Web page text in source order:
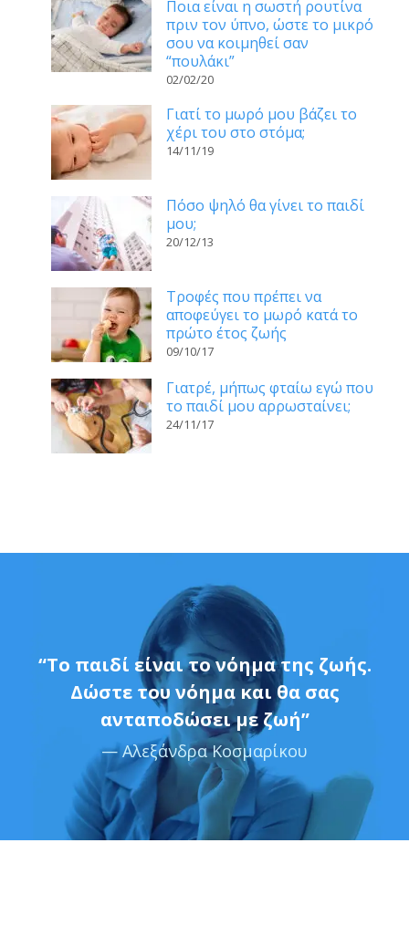
Ποια είναι η σωστή ρουτίνα
πριν τον ύπνο, ώστε το μικρό
σου να κοιμηθεί σαν
“πουλάκι”
02/02/20
Γιατί το μωρό μου βάζει το
χέρι του στο στόμα;
14/11/19
Πόσο ψηλό θα γίνει το παιδί
μου;
20/12/13
Τροφές που πρέπει να
αποφεύγει το μωρό κατά το
πρώτο έτος ζωής
09/10/17
Γιατρέ, μήπως φταίω εγώ που
το παιδί μου αρρωσταίνει;
24/11/17
“Το παιδί είναι το νόημα της ζωής.
Δώστε του νόημα και θα σας
ανταποδώσει με ζωή”
— Αλεξάνδρα Κοσμαρίκου